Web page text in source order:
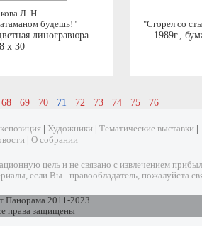
Л. Н.
будешь!"
линогравюра
x 30
"Сгорел со
1989г.,
68 69 70 71 72 73 74 75 76
Художники Тематические выставки
| О собрании
цель и не связано с извлечением
если Вы - правообладатель, пожалуйста
Панорама 2011-2023
права защищены